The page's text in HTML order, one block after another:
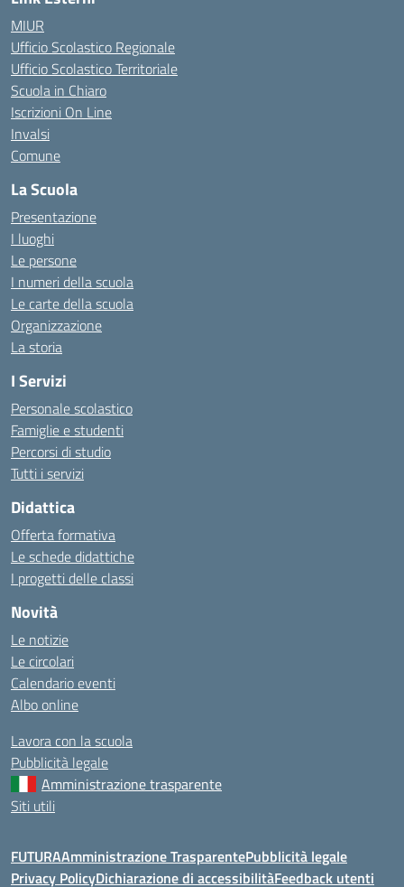
MIUR
Ufficio Scolastico Regionale
Ufficio Scolastico Territoriale
Scuola in Chiaro
Iscrizioni On Line
Invalsi
Comune
La Scuola
Presentazione
I luoghi
Le persone
I numeri della scuola
Le carte della scuola
Organizzazione
La storia
I Servizi
Personale scolastico
Famiglie e studenti
Percorsi di studio
Tutti i servizi
Didattica
Offerta formativa
Le schede didattiche
I progetti delle classi
Novità
Le notizie
Le circolari
Calendario eventi
Albo online
Lavora con la scuola
Pubblicità legale
Amministrazione trasparente
Siti utili
FUTURAAmministrazione TrasparentePubblicità legale
Privacy PolicyDichiarazione di accessibilitàFeedback utenti